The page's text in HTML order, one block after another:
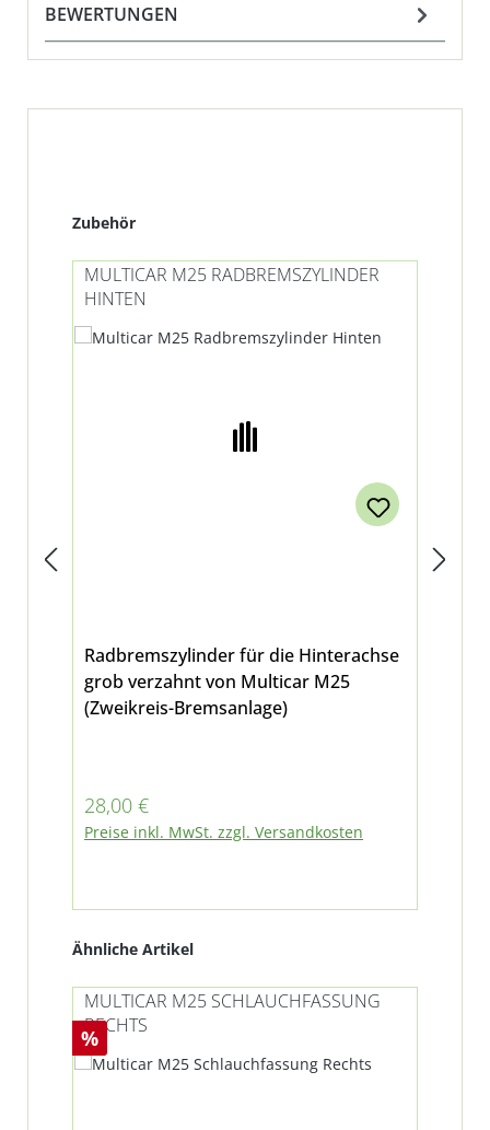
BEWERTUNGEN
Produktgalerie überspringen
Zubehör
MULTICAR M25 RADBREMSZYLINDER
HINTEN
Radbremszylinder für die Hinterachse
grob verzahnt von Multicar M25
(Zweikreis-Bremsanlage)
Regulärer Preis:
28,00 €
Preise inkl. MwSt. zzgl. Versandkosten
Produktgalerie überspringen
Ähnliche Artikel
Rabatt
%
MULTICAR M25 SCHLAUCHFASSUNG
RECHTS